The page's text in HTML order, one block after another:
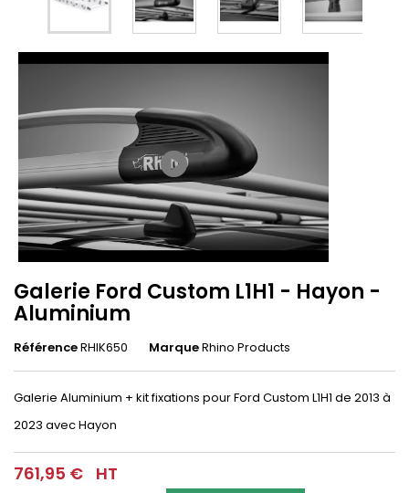
play_circle_filled
Galerie Ford Custom L1H1 - Hayon -
Aluminium
RéférenceRHIK650 MarqueRhino Products
Galerie Aluminium + kit fixations pour Ford Custom L1H1 de 2013 à
2023 avec Hayon
761,95 € HT